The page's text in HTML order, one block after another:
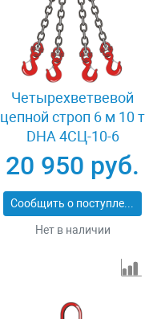
Четырехветвевой
цепной строп 6 м 10 т
DHA 4СЦ-10-6
20 950 руб.
Сообщить о поступлении
Нет в наличии